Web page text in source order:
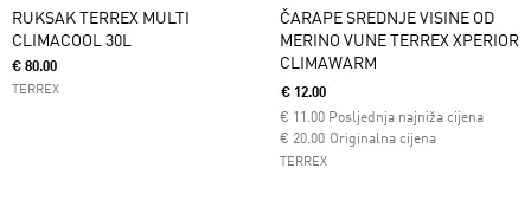
RUKSAK TERREX MULTI
CLIMACOOL 30L
€ 80.00
TERREX
ČARAPE SREDNJE VISINE OD
MERINO VUNE TERREX XPERIOR
CLIMAWARM
€ 12.00
€ 11.00 Posljednja najniža cijena
Originalna cijena
Cijena umanjena od
€ 20.00za
TERREX